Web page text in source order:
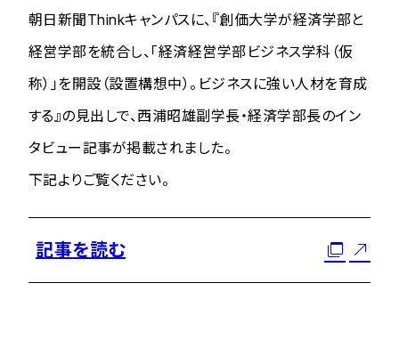
朝日新聞Thinkキャンパスに、『創価大学が経済学部と
経営学部を統合し、「経済経営学部ビジネス学科（仮
称）」を開設（設置構想中）。ビジネスに強い人材を育成
する』の見出しで、西浦昭雄副学長・経済学部長のイン
タビュー記事が掲載されました。
下記よりご覧ください。
記事を読む